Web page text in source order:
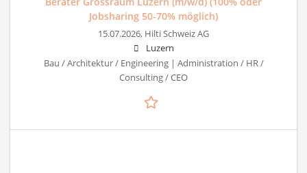
Jobsharing 50-70% möglich)
15.07.2026, Hilti Schweiz AG
Luzern
Bau / Architektur / Engineering | Administration / HR /
Consulting / CEO